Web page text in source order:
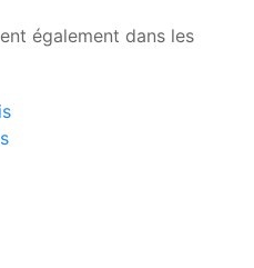
également dans les